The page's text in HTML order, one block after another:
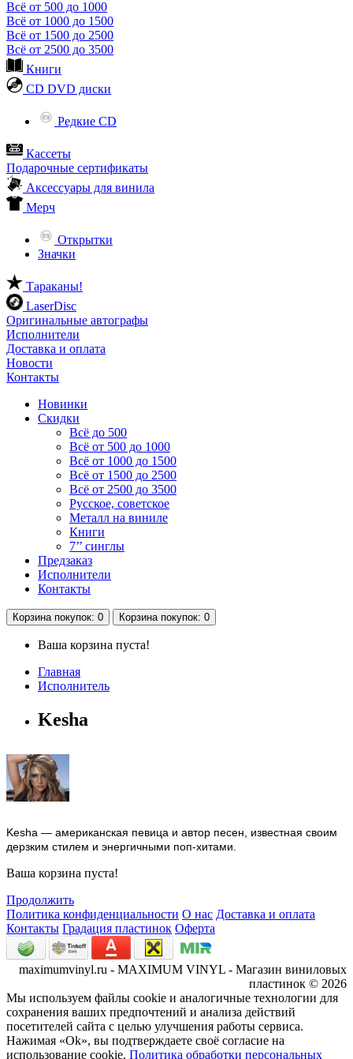
Всё от 500 до 1000
Всё от 1000 до 1500
Всё от 1500 до 2500
Всё от 2500 до 3500
Книги
CD DVD диски
Редкие CD
Кассеты
Подарочные сертификаты
Аксессуары для винила
Мерч
Открытки
Значки
Тараканы!
LaserDisc
Оригинальные автографы
Исполнители
Доставка и оплата
Новости
Контакты
Новинки
Скидки
Всё до 500
Всё от 500 до 1000
Всё от 1000 до 1500
Всё от 1500 до 2500
Всё от 2500 до 3500
Русское, советское
Металл на виниле
Книги
7’’ синглы
Предзаказ
Исполнители
Контакты
Корзина покупок: 0 Корзина покупок: 0
Ваша корзина пуста!
Главная
Исполнитель
Kesha
Kesha — американская певица и автор песен, известная своим
дерзким стилем и энергичными поп-хитами.
Ваша корзина пуста!
Продолжить
Политика конфиденциальности О нас Доставка и оплата
Контакты Градация пластинок Оферта
maximumvinyl.ru - MAXIMUM VINYL - Магазин виниловых
пластинок © 2026
Мы используем файлы cookie и аналогичные технологии для
сохранения ваших предпочтений и анализа действий
посетителей сайта с целью улучшения работы сервиса.
Нажимая «Ok», вы подтверждаете своё согласие на
использование cookie. Политика обработки персональных